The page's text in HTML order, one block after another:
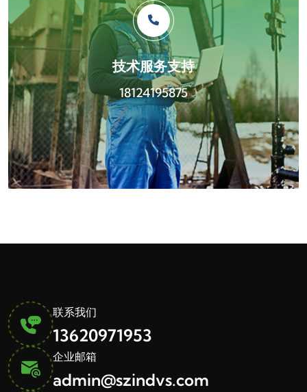
技术服务支持
18124195875
联系我们
13620971953
企业邮箱
admin@szindvs.com